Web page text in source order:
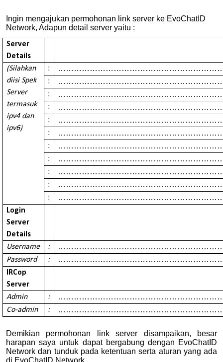
Ingin mengajukan permohonan link server ke EvoChatID
Network, Adapun detail server yaitu :
Server
Details
(Silahkan
diisi Spek
Server
termasuk
ipv4 dan
ipv6)
:
:
:
:
:
:
:
:
:
:
:
Login
Server
Details
Username
:
Password :
IRCop
Server
Admin
:
Co-admin :
Demikian permohonan link server disampaikan, besar
harapan saya untuk dapat bergabung dengan EvoChatID
Network dan tunduk pada ketentuan serta aturan yang ada
di EvoChatID Network.